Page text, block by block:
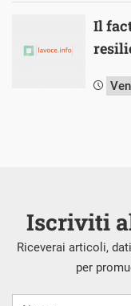
Il
Iscriviti
Riceverai articoli,
per